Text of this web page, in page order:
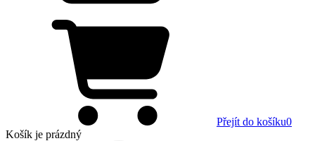
Přejít do košíku0
Košík je prázdný